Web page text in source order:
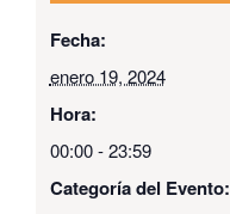
Fecha:
enero 19, 2024
Hora:
00:00 - 23:59
Categoría del Evento: